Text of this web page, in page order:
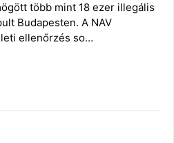
több mint 18 ezer illegális
Budapesten. A NAV
ellenőrzés so…